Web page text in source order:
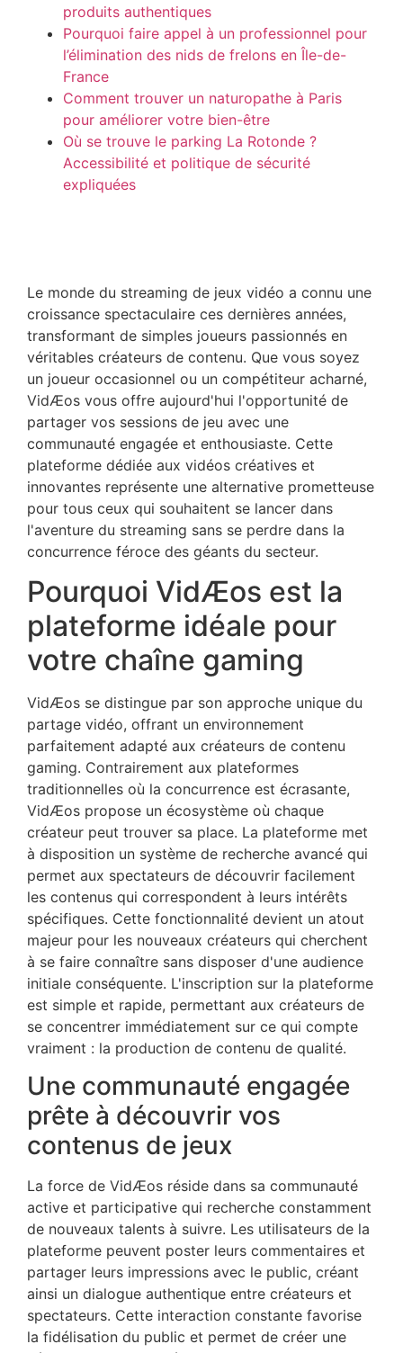
Le monde du streaming de jeux vidéo a connu une
croissance spectaculaire ces dernières années,
transformant de simples joueurs passionnés en
véritables créateurs de contenu. Que vous soyez
un joueur occasionnel ou un compétiteur acharné,
VidÆos vous offre aujourd'hui l'opportunité de
partager vos sessions de jeu avec une
communauté engagée et enthousiaste. Cette
plateforme dédiée aux vidéos créatives et
innovantes représente une alternative prometteuse
pour tous ceux qui souhaitent se lancer dans
l'aventure du streaming sans se perdre dans la
concurrence féroce des géants du secteur.
Pourquoi VidÆos est la
plateforme idéale pour
votre chaîne gaming
VidÆos se distingue par son approche unique du
partage vidéo, offrant un environnement
parfaitement adapté aux créateurs de contenu
gaming. Contrairement aux plateformes
traditionnelles où la concurrence est écrasante,
VidÆos propose un écosystème où chaque
créateur peut trouver sa place. La plateforme met
à disposition un système de recherche avancé qui
permet aux spectateurs de découvrir facilement
les contenus qui correspondent à leurs intérêts
spécifiques. Cette fonctionnalité devient un atout
majeur pour les nouveaux créateurs qui cherchent
à se faire connaître sans disposer d'une audience
initiale conséquente. L'inscription sur la plateforme
est simple et rapide, permettant aux créateurs de
se concentrer immédiatement sur ce qui compte
vraiment : la production de contenu de qualité.
Une communauté engagée
prête à découvrir vos
contenus de jeux
La force de VidÆos réside dans sa communauté
active et participative qui recherche constamment
de nouveaux talents à suivre. Les utilisateurs de la
plateforme peuvent poster leurs commentaires et
partager leurs impressions avec le public, créant
ainsi un dialogue authentique entre créateurs et
spectateurs. Cette interaction constante favorise
la fidélisation du public et permet de créer une
produits authentiques
Pourquoi faire appel à un professionnel pour
l’élimination des nids de frelons en Île-de-
France
Comment trouver un naturopathe à Paris
pour améliorer votre bien-être
Où se trouve le parking La Rotonde ?
Accessibilité et politique de sécurité
expliquées